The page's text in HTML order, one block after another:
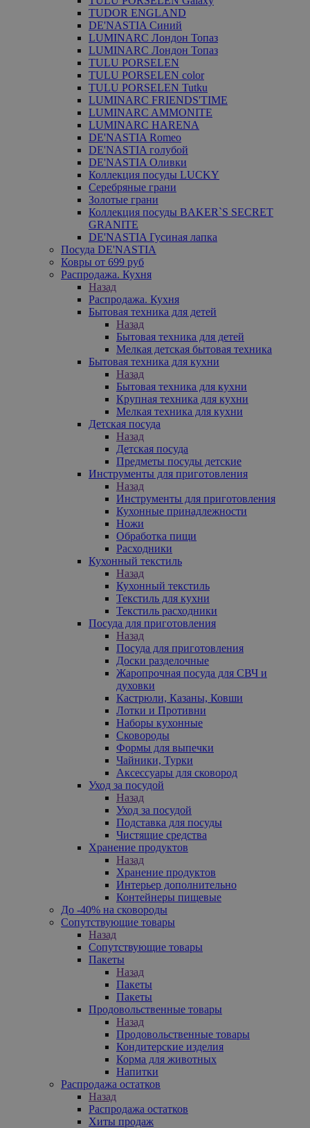
TUDOR ENGLAND
DE'NASTIA Синий
LUMINARC Лондон Топаз
LUMINARC Лондон Топаз
TULU PORSELEN
TULU PORSELEN color
TULU PORSELEN Tutku
LUMINARC FRIENDS'TIME
LUMINARC AMMONITE
LUMINARC HARENA
DE'NASTIA Romeo
DE'NASTIA голубой
DE'NASTIA Оливки
Коллекция посуды LUCKY
Серебряные грани
Золотые грани
Коллекция посуды BAKER`S SECRET
GRANITE
DE'NASTIA Гусиная лапка
Посуда DE'NASTIA
Ковры от 699 руб
Распродажа. Кухня
Назад
Распродажа. Кухня
Бытовая техника для детей
Назад
Бытовая техника для детей
Мелкая детская бытовая техника
Бытовая техника для кухни
Назад
Бытовая техника для кухни
Крупная техника для кухни
Мелкая техника для кухни
Детская посуда
Назад
Детская посуда
Предметы посуды детские
Инструменты для приготовления
Назад
Инструменты для приготовления
Кухонные принадлежности
Ножи
Обработка пищи
Расходники
Кухонный текстиль
Назад
Кухонный текстиль
Текстиль для кухни
Текстиль расходники
Посуда для приготовления
Назад
Посуда для приготовления
Доски разделочные
Жаропрочная посуда для СВЧ и
духовки
Кастрюли, Казаны, Ковши
Лотки и Противни
Наборы кухонные
Сковороды
Формы для выпечки
Чайники, Турки
Аксессуары для сковород
Уход за посудой
Назад
Уход за посудой
Подставка для посуды
Чистящие средства
Хранение продуктов
Назад
Хранение продуктов
Интерьер дополнительно
Контейнеры пищевые
До -40% на сковороды
Сопутствующие товары
Назад
Сопутствующие товары
Пакеты
Назад
Пакеты
Пакеты
Продовольственные товары
Назад
Продовольственные товары
Кондитерские изделия
Корма для животных
Напитки
Распродажа остатков
Назад
Распродажа остатков
Хиты продаж